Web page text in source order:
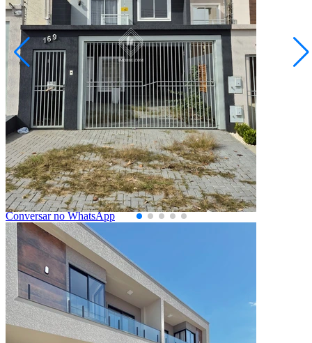
Oficinas
R$ 549.000,00
Sobrado - Jardim Europa
Ponta Grossa/PR
2073802.001
3Quartos
1Suíte
1Vaga
90,16Área Privativa (m²)
Conversar no WhatsApp